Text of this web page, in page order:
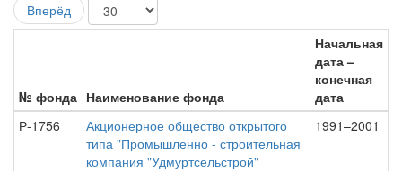
Вперёд
№ фонда Наименование фонда
Начальная
дата –
конечная
дата
Р-1756
Акционерное общество открытого
типа "Промышленно - строительная
компания "Удмуртсельстрой"
1991–2001